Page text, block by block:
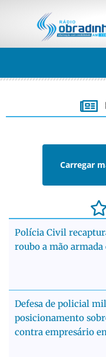
Carregar
Polícia Civil
roubo a mão
Defesa de policial
posicionamento
contra empresário